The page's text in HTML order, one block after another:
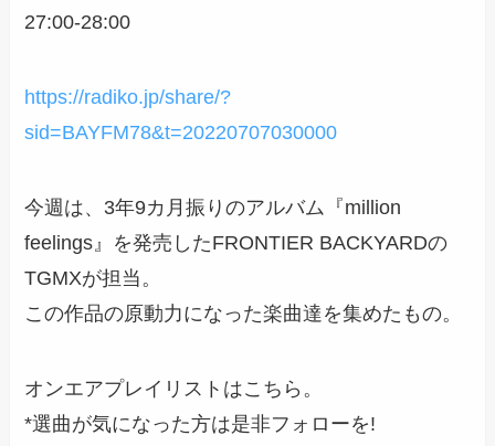
27:00-28:00
https://radiko.jp/share/?
sid=BAYFM78&t=20220707030000
今週は、3年9カ月振りのアルバム『million
feelings』を発売したFRONTIER BACKYARDの
TGMXが担当。
この作品の原動力になった楽曲達を集めたもの。
オンエアプレイリストはこちら。
*選曲が気になった方は是非フォローを!